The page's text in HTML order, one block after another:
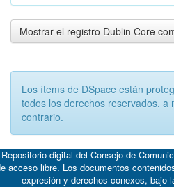
Mostrar el registro Dublin Core
Los ítems de DSpace están
todos los derechos reservados, a
contrario.
digital del Consejo de
acceso libre. Los documentos
expresión y derechos conexos, bajo